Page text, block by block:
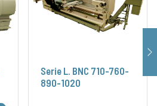
Serie L. BNC 710-760-
890-1020